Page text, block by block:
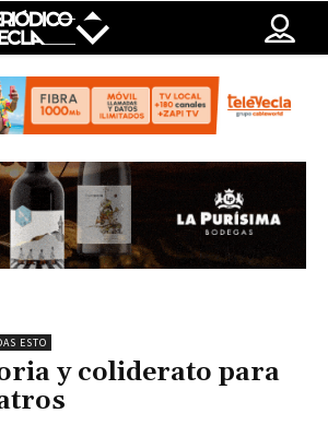
ESTO
y coliderato para